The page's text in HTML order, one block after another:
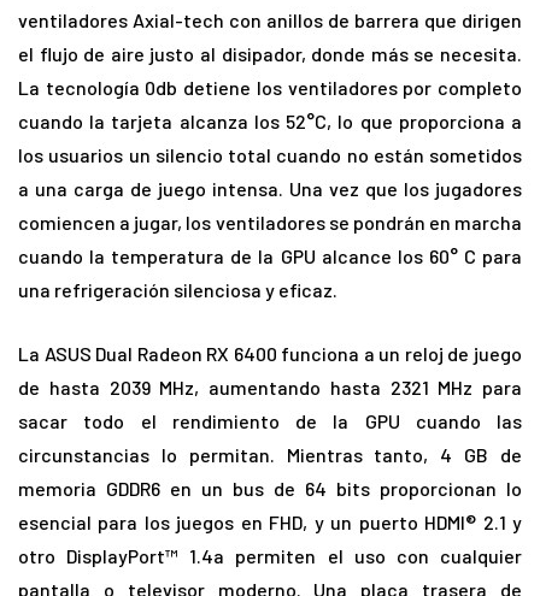
ventiladores Axial-tech con anillos de barrera que dirigen
el flujo de aire justo al disipador, donde más se necesita.
La tecnología 0db detiene los ventiladores por completo
cuando la tarjeta alcanza los 52°C, lo que proporciona a
los usuarios un silencio total cuando no están sometidos
a una carga de juego intensa. Una vez que los jugadores
comiencen a jugar, los ventiladores se pondrán en marcha
cuando la temperatura de la GPU alcance los 60° C para
una refrigeración silenciosa y eficaz.
La ASUS Dual Radeon RX 6400 funciona a un reloj de juego
de hasta 2039 MHz, aumentando hasta 2321 MHz para
sacar todo el rendimiento de la GPU cuando las
circunstancias lo permitan. Mientras tanto, 4 GB de
memoria GDDR6 en un bus de 64 bits proporcionan lo
esencial para los juegos en FHD, y un puerto HDMI® 2.1 y
otro DisplayPort™ 1.4a permiten el uso con cualquier
pantalla o televisor moderno. Una placa trasera de